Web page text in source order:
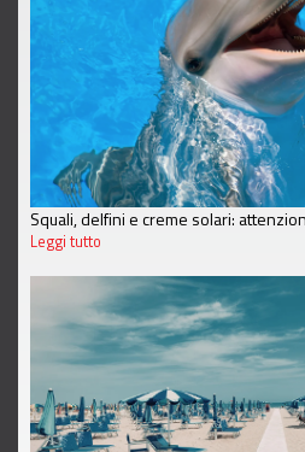
Squali, delfini e creme solari:
Leggi tutto